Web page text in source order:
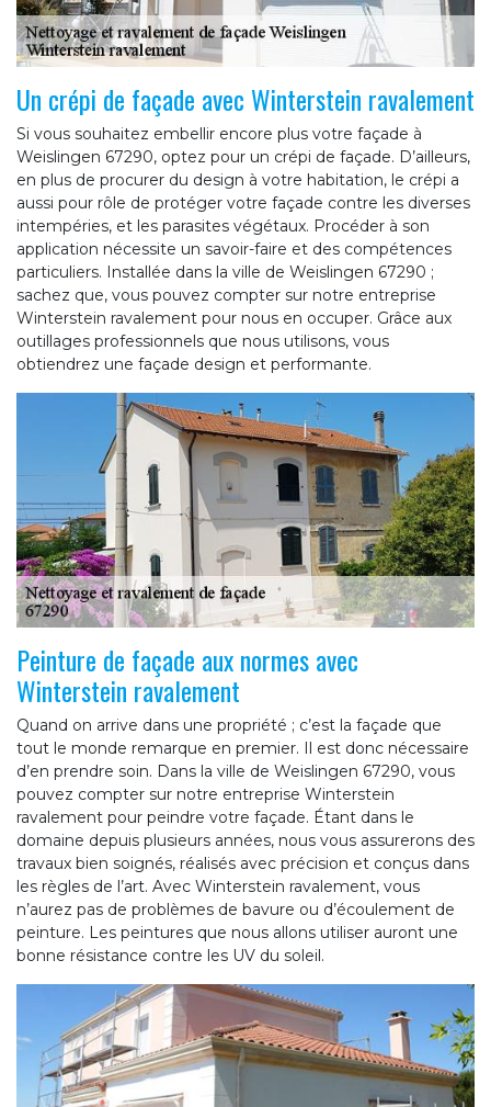
Un crépi de façade avec Winterstein ravalement
Si vous souhaitez embellir encore plus votre façade à
Weislingen 67290, optez pour un crépi de façade. D’ailleurs,
en plus de procurer du design à votre habitation, le crépi a
aussi pour rôle de protéger votre façade contre les diverses
intempéries, et les parasites végétaux. Procéder à son
application nécessite un savoir-faire et des compétences
particuliers. Installée dans la ville de Weislingen 67290 ;
sachez que, vous pouvez compter sur notre entreprise
Winterstein ravalement pour nous en occuper. Grâce aux
outillages professionnels que nous utilisons, vous
obtiendrez une façade design et performante.
Peinture de façade aux normes avec
Winterstein ravalement
Quand on arrive dans une propriété ; c’est la façade que
tout le monde remarque en premier. Il est donc nécessaire
d’en prendre soin. Dans la ville de Weislingen 67290, vous
pouvez compter sur notre entreprise Winterstein
ravalement pour peindre votre façade. Étant dans le
domaine depuis plusieurs années, nous vous assurerons des
travaux bien soignés, réalisés avec précision et conçus dans
les règles de l’art. Avec Winterstein ravalement, vous
n’aurez pas de problèmes de bavure ou d’écoulement de
peinture. Les peintures que nous allons utiliser auront une
bonne résistance contre les UV du soleil.